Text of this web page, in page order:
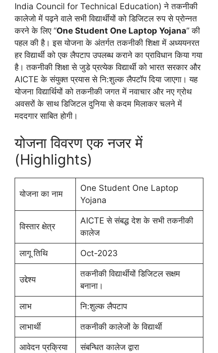
India Council for Technical Education) ने तकनीकी
कालेजो में पढ़ने वाले सभी विद्यार्थीयों को डिजिटल रुप से प्रोन्नत
करने के लिए “One Student One Laptop Yojana” की
पहल की है। इस योजना के अंतर्गत तकनीकी शिक्षा में अध्ययनरत
हर विद्यार्थी को एक लैपटाप उपलब्ध कराने का प्राविधान किया गया
है। तकनीकी शिक्षा से जुडे प्रत्येक विद्यार्थी को भारत सरकार और
AICTE के संयुक्त प्रयास से नि:शुल्क लैपटॉप दिया जाएगा। यह
योजना विद्यार्थियों को तकनीकी जगत में नवाचार और नए ग्रोथ
अवसरों के साथ डिजिटल दुनिया से कदम मिलाकर चलने में
मददगार साबित होगी।
योजना विवरण एक नजर में
(Highlights)
योजना का नाम
One Student One Laptop
Yojana
विस्तार क्षेत्र
AICTE से संबद्ध देश के सभी तकनीकी
कालेज
लागू तिथि Oct-2023
उद्देश्य
तकनीकी विद्यार्थीयों डिजिटल सक्षम
बनाना।
लाभ नि:शुल्क लैपटाप
लाभार्थी तकनीकी कालेजों के विद्यार्थी
आवेदन प्रक्रिया संबन्धित कालेज द्वारा